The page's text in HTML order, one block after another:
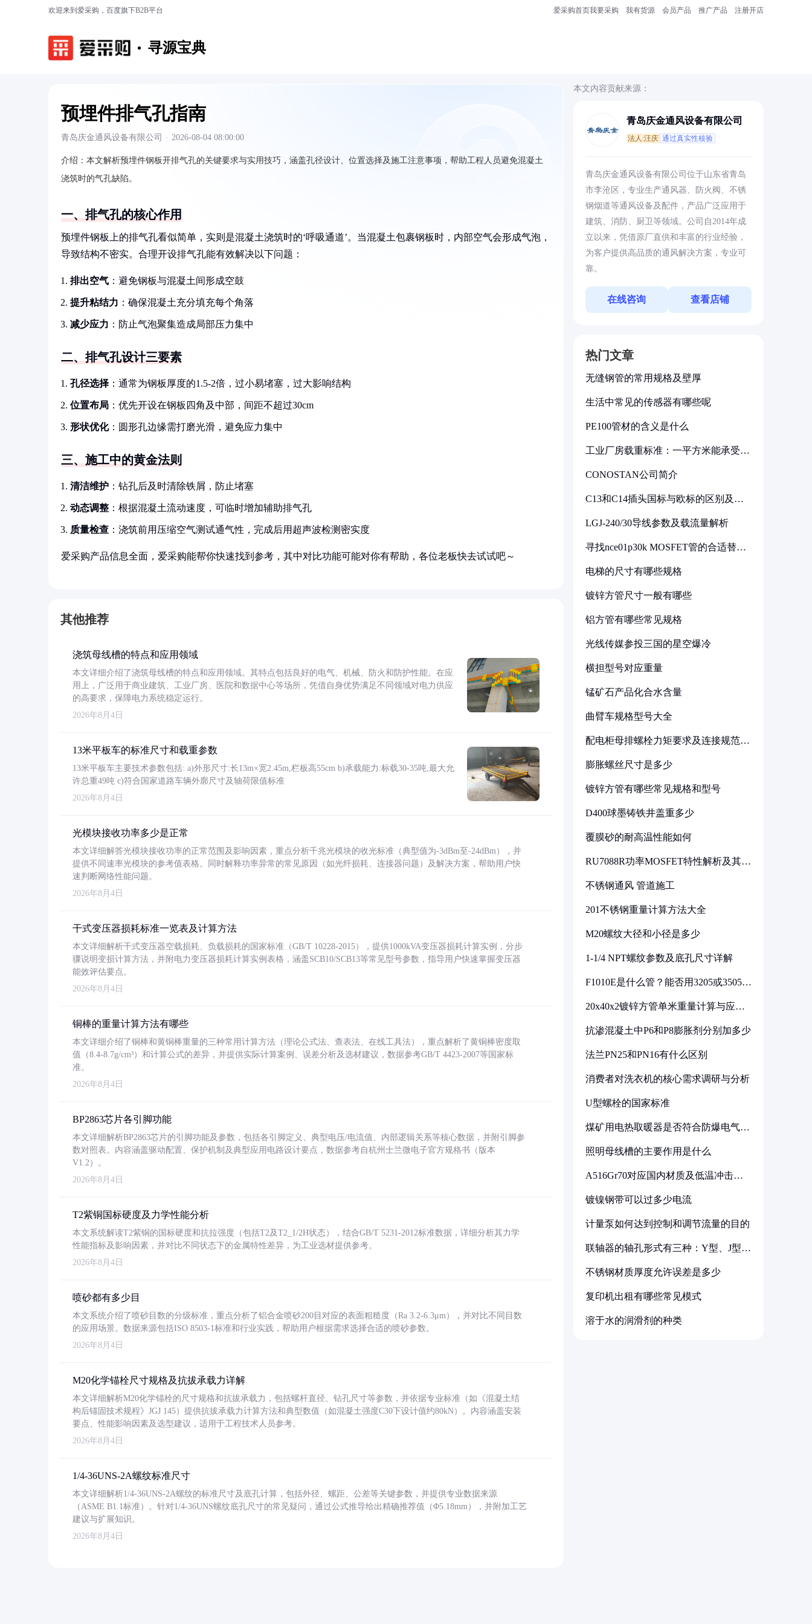
欢迎来到爱采购，百度旗下B2B平台 爱采购首页我要采购 我有货源 会员产品 推广产品 注册开店
寻源宝典
预埋件排气孔指南
青岛庆金通风设备有限公司 · 2026-08-04 08:00:00
介绍： 本文解析预埋件钢板开排气孔的关键要求与实用技巧，涵盖孔径设计、位置选择及施工注意事项，帮助工程人员避免混凝土
浇筑时的气孔缺陷。
一、排气孔的核心作用
预埋件钢板上的排气孔看似简单，实则是混凝土浇筑时的‘呼吸通道’。当混凝土包裹钢板时，内部空气会形成气泡，
导致结构不密实。合理开设排气孔能有效解决以下问题：
排出空气 ：避免钢板与混凝土间形成空鼓
提升粘结力 ：确保混凝土充分填充每个角落
减少应力 ：防止气泡聚集造成局部压力集中
二、排气孔设计三要素
孔径选择 ：通常为钢板厚度的1.5-2倍，过小易堵塞，过大影响结构
位置布局 ：优先开设在钢板四角及中部，间距不超过30cm
形状优化：圆形孔边缘需打磨光滑，避免应力集中
三、施工中的黄金法则
清洁维护 ：钻孔后及时清除铁屑，防止堵塞
动态调整 ：根据混凝土流动速度，可临时增加辅助排气孔
质量检查 ：浇筑前用压缩空气测试通气性，完成后用超声波检测密实度
爱采购产品信息全面，爱采购能帮你快速找到参考，其中对比功能可能对你有帮助，各位老板快去试试吧～
其他推荐
浇筑母线槽的特点和应用领域
本文详细介绍了浇筑母线槽的特点和应用领域。其特点包括良好的电气、机械、防火和防护性能。在应
用上，广泛用于商业建筑、工业厂房、医院和数据中心等场所，凭借自身优势满足不同领域对电力供应
的高要求，保障电力系统稳定运行。
2026年8月4日
13米平板车的标准尺寸和载重参数
13米平板车主要技术参数包括: a)外形尺寸:长13m×宽2.45m,栏板高55cm b)承载能力:标载30-35吨,最大允
许总重49吨 c)符合国家道路车辆外廓尺寸及轴荷限值标准
2026年8月4日
光模块接收功率多少是正常
本文详细解答光模块接收功率的正常范围及影响因素，重点分析千兆光模块的收光标准（典型值为-3dBm至-24dBm），并
提供不同速率光模块的参考值表格。同时解释功率异常的常见原因（如光纤损耗、连接器问题）及解决方案，帮助用户快
速判断网络性能问题。
2026年8月4日
干式变压器损耗标准一览表及计算方法
本文详细解析干式变压器空载损耗、负载损耗的国家标准（GB/T 10228-2015），提供1000kVA变压器损耗计算实例，分步
骤说明变损计算方法，并附电力变压器损耗计算实例表格，涵盖SCB10/SCB13等常见型号参数，指导用户快速掌握变压器
能效评估要点。
2026年8月4日
铜棒的重量计算方法有哪些
本文详细介绍了铜棒和黄铜棒重量的三种常用计算方法（理论公式法、查表法、在线工具法），重点解析了黄铜棒密度取
值（8.4-8.7g/cm³）和计算公式的差异，并提供实际计算案例、误差分析及选材建议，数据参考GB/T 4423-2007等国家标
准。
2026年8月4日
BP2863芯片各引脚功能
本文详细解析BP2863芯片的引脚功能及参数，包括各引脚定义、典型电压/电流值、内部逻辑关系等核心数据，并附引脚参
数对照表。内容涵盖驱动配置、保护机制及典型应用电路设计要点，数据参考自杭州士兰微电子官方规格书（版本
V1.2）。
2026年8月4日
T2紫铜国标硬度及力学性能分析
本文系统解读T2紫铜的国标硬度和抗拉强度（包括T2及T2_1/2H状态），结合GB/T 5231-2012标准数据，详细分析其力学
性能指标及影响因素，并对比不同状态下的金属特性差异，为工业选材提供参考。
2026年8月4日
喷砂都有多少目
本文系统介绍了喷砂目数的分级标准，重点分析了铝合金喷砂200目对应的表面粗糙度（Ra 3.2-6.3μm），并对比不同目数
的应用场景。数据来源包括ISO 8503-1标准和行业实践，帮助用户根据需求选择合适的喷砂参数。
2026年8月4日
M20化学锚栓尺寸规格及抗拔承载力详解
本文详细解析M20化学锚栓的尺寸规格和抗拔承载力，包括螺杆直径、钻孔尺寸等参数，并依据专业标准（如《混凝土结
构后锚固技术规程》JGJ 145）提供抗拔承载力计算方法和典型数值（如混凝土强度C30下设计值约80kN）。内容涵盖安装
要点、性能影响因素及选型建议，适用于工程技术人员参考。
2026年8月4日
1/4-36UNS-2A螺纹标准尺寸
本文详细解析1/4-36UNS-2A螺纹的标准尺寸及底孔计算，包括外径、螺距、公差等关键参数，并提供专业数据来源
（ASME B1.1标准）。针对1/4-36UNS螺纹底孔尺寸的常见疑问，通过公式推导给出精确推荐值（Φ5.18mm），并附加工艺
建议与扩展知识。
2026年8月4日
本文内容贡献来源：
青岛庆金通风设备有限公司
法人:汪庆 通过真实性核验
青岛庆金通风设备有限公司位于山东省青岛
市李沧区，专业生产通风器、防火阀、不锈
钢烟道等通风设备及配件，产品广泛应用于
建筑、消防、厨卫等领域。公司自2014年成
立以来，凭借原厂直供和丰富的行业经验，
为客户提供高品质的通风解决方案，专业可
靠。
在线咨询 查看店铺
热门文章
无缝钢管的常用规格及壁厚
生活中常见的传感器有哪些呢
PE100管材的含义是什么
工业厂房载重标准：一平方米能承受多
CONOSTAN公司简介
C13和C14插头国标与欧标的区别及其
LGJ-240/30导线参数及载流量解析
寻找nce01p30k MOSFET管的合适替代
电梯的尺寸有哪些规格
镀锌方管尺寸一般有哪些
铝方管有哪些常见规格
光线传媒参投三国的星空爆冷
横担型号对应重量
锰矿石产品化合水含量
曲臂车规格型号大全
配电柜母排螺栓力矩要求及连接规范详
膨胀螺丝尺寸是多少
镀锌方管有哪些常见规格和型号
D400球墨铸铁井盖重多少
覆膜砂的耐高温性能如何
RU7088R功率MOSFET特性解析及其在
不锈钢通风 管道施工
201不锈钢重量计算方法大全
M20螺纹大径和小径是多少
1-1/4 NPT螺纹参数及底孔尺寸详解
F1010E是什么管？能否用3205或3505代
20x40x2镀锌方管单米重量计算与应用
抗渗混凝土中P6和P8膨胀剂分别加多少
法兰PN25和PN16有什么区别
消费者对洗衣机的核心需求调研与分析
U型螺栓的国家标准
煤矿用电热取暖器是否符合防爆电气设
照明母线槽的主要作用是什么
A516Gr70对应国内材质及低温冲击要
镀镍钢带可以过多少电流
计量泵如何达到控制和调节流量的目的
联轴器的轴孔形式有三种：Y型、J型、
不锈钢材质厚度允许误差是多少
复印机出租有哪些常见模式
溶于水的润滑剂的种类